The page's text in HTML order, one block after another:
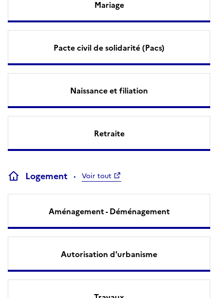
Mariage
Pacte civil de solidarité (Pacs)
Naissance et filiation
Retraite
Logement Voir tout
Aménagement - Déménagement
Autorisation d'urbanisme